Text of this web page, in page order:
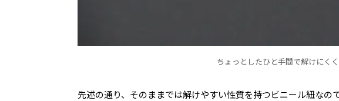
ちょっとしたひと手間で解けにくく
先述の通り、そのままでは解けやすい性質を持つビニール紐なの